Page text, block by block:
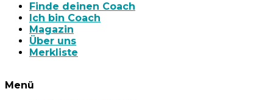
Finde deinen Coach
Ich bin Coach
Magazin
Über uns
Merkliste
Menü